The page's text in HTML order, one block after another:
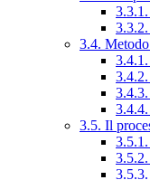
3.4.
3.5. Il